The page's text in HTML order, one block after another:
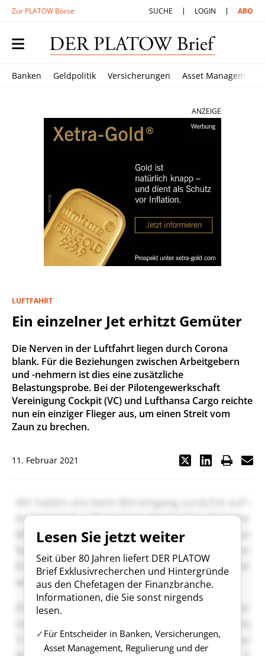
Zur PLATOW Börse SUCHE LOGIN ABO
Banken Geldpolitik Versicherungen Asset Management
ANZEIGE
LUFTFAHRT
Ein einzelner Jet erhitzt Gemüter
Die Nerven in der Luftfahrt liegen durch Corona
blank. Für die Beziehungen zwischen Arbeitgebern
und -nehmern ist dies eine zusätzliche
Belastungsprobe. Bei der Pilotengewerkschaft
Vereinigung Cockpit (VC) und Lufthansa Cargo reichte
nun ein einziger Flieger aus, um einen Streit vom
Zaun zu brechen.
11. Februar 2021
Lesen Sie jetzt weiter
Seit über 80 Jahren liefert DER PLATOW
Brief Exklusivrecherchen und Hintergründe
aus den Chefetagen der Finanzbranche.
Informationen, die Sie sonst nirgends
lesen.
Für Entscheider in Banken, Versicherungen,
Asset Management, Regulierung und der